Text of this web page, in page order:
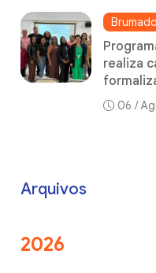
Brumado
realiza
06 /
Arquivos
2026